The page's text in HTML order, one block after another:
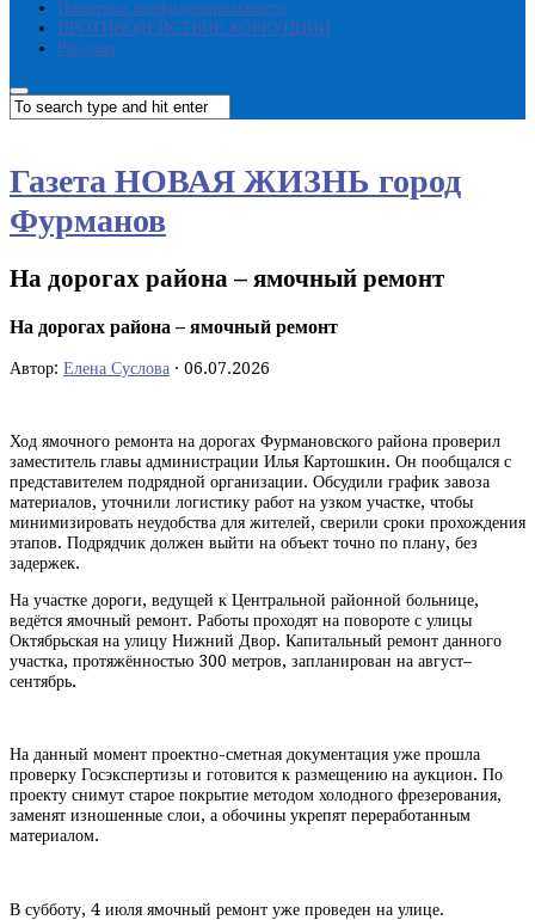
Политика конфиденциальности
ПРОТИВОДЕЙСТВИЕ КОРРУПЦИИ
Реклама
Газета НОВАЯ ЖИЗНЬ город
Фурманов
На дорогах района – ямочный ремонт
На дорогах района – ямочный ремонт
Автор: Елена Суслова · 06.07.2026
Ход ямочного ремонта на дорогах Фурмановского района проверил
заместитель главы администрации Илья Картошкин. Он пообщался с
представителем подрядной организации. Обсудили график завоза
материалов, уточнили логистику работ на узком участке, чтобы
минимизировать неудобства для жителей, сверили сроки прохождения
этапов. Подрядчик должен выйти на объект точно по плану, без
задержек.
На участке дороги, ведущей к Центральной районной больнице,
ведётся ямочный ремонт. Работы проходят на повороте с улицы
Октябрьская на улицу Нижний Двор. Капитальный ремонт данного
участка, протяжённостью 300 метров, запланирован на август–
сентябрь.
На данный момент проектно-сметная документация уже прошла
проверку Госэкспертизы и готовится к размещению на аукцион. По
проекту снимут старое покрытие методом холодного фрезерования,
заменят изношенные слои, а обочины укрепят переработанным
материалом.
В субботу, 4 июля ямочный ремонт уже проведен на улице.